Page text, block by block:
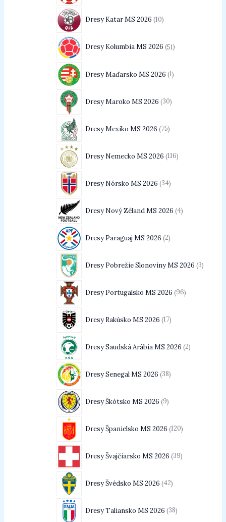
Dresy Katar MS 2026 10
Dresy Kolumbia MS 2026 51
Dresy Maďarsko MS 2026 1
Dresy Maroko MS 2026 30
Dresy Mexiko MS 2026 75
Dresy Nemecko MS 2026 116
Dresy Nórsko MS 2026 34
Dresy Nový Zéland MS 2026 4
Dresy Paraguaj MS 2026 2
Dresy Pobrežie Slonoviny MS 2026 3
Dresy Portugalsko MS 2026 96
Dresy Rakúsko MS 2026 17
Dresy Saudská Arábia MS 2026 2
Dresy Senegal MS 2026 38
Dresy Škótsko MS 2026 9
Dresy Španielsko MS 2026 120
Dresy Švajčiarsko MS 2026 39
Dresy Švédsko MS 2026 42
Dresy Taliansko MS 2026 38